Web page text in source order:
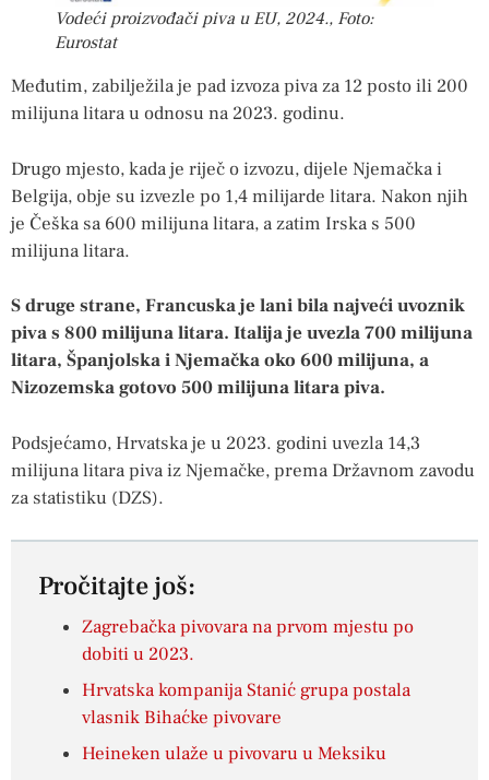
Vodeći proizvođači piva u EU, 2024., Foto:
Eurostat
Međutim, zabilježila je pad izvoza piva za 12 posto ili 200
milijuna litara u odnosu na 2023. godinu.
Drugo mjesto, kada je riječ o izvozu, dijele Njemačka i
Belgija, obje su izvezle po 1,4 milijarde litara. Nakon njih
je Češka sa 600 milijuna litara, a zatim Irska s 500
milijuna litara.
S druge strane, Francuska je lani bila najveći uvoznik
piva s 800 milijuna litara. Italija je uvezla 700 milijuna
litara, Španjolska i Njemačka oko 600 milijuna, a
Nizozemska gotovo 500 milijuna litara piva.
Podsjećamo, Hrvatska je u 2023. godini uvezla 14,3
milijuna litara piva iz Njemačke, prema Državnom zavodu
za statistiku (DZS).
Pročitajte još:
Zagrebačka pivovara na prvom mjestu po
dobiti u 2023.
Hrvatska kompanija Stanić grupa postala
vlasnik Bihaćke pivovare
Heineken ulaže u pivovaru u Meksiku